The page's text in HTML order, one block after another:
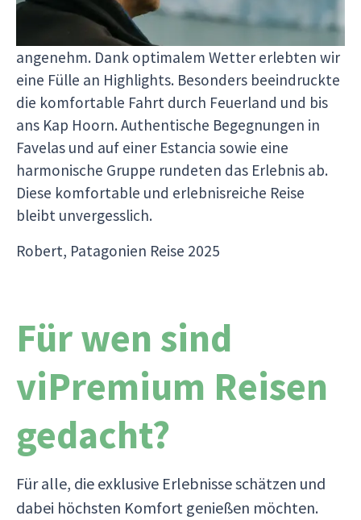
Pedro überzeugte mit großer Ruhe und
herzlicher Art und machte die Reise besonders
angenehm. Dank optimalem Wetter erlebten wir
eine Fülle an Highlights. Besonders beeindruckte
die komfortable Fahrt durch Feuerland und bis
ans Kap Hoorn. Authentische Begegnungen in
Favelas und auf einer Estancia sowie eine
harmonische Gruppe rundeten das Erlebnis ab.
Diese komfortable und erlebnisreiche Reise
bleibt unvergesslich.
Robert, Patagonien Reise 2025
Für wen sind
viPremium Reisen
gedacht?
Für alle, die exklusive Erlebnisse schätzen und
dabei höchsten Komfort genießen möchten.